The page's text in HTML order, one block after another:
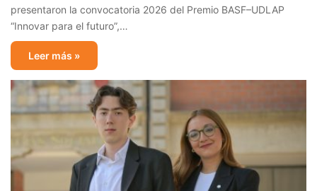
presentaron la convocatoria 2026 del Premio BASF–UDLAP
“Innovar para el futuro”,…
Leer más »